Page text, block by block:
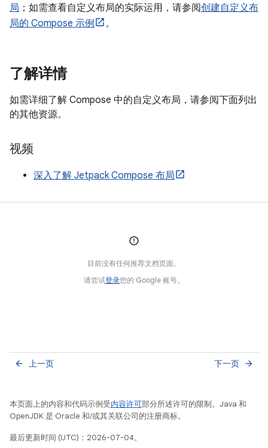
局 ；如需查看自定义布局的实际运用，请参阅创建自定义布
局的 Compose 示例
。
了解详情
如需详细了解 Compose 中的自定义布局，请参阅下面列出
的其他资源。
视频
深入了解 Jetpack Compose 布局
目前没有任何推荐文档页面。
请尝试登录您的 Google 账号。
上一页
arrow_back 下一页 arrow_forward
本页面上的内容和代码示例受内容许可部分所述许可的限制。Java 和
OpenJDK 是 Oracle 和/或其关联公司的注册商标。
最后更新时间 (UTC)：2026-07-04。